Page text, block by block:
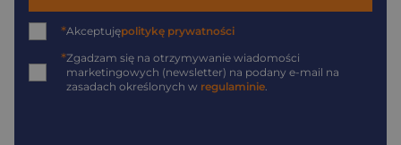
*Akceptujępolitykę prywatności
*Zgadzam się na otrzymywanie wiadomości
marketingowych (newsletter) na podany e-mail na
zasadach określonych w regulaminie.